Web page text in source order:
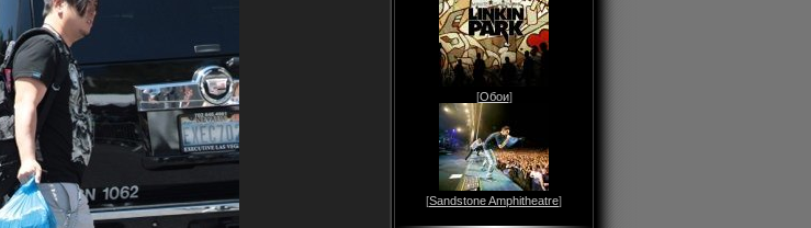
[Обои]
[Sandstone Amphitheatre]